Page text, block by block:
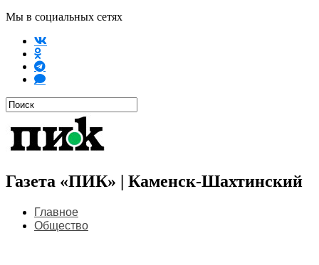
Мы в социальных сетях
Газета «ПИК» | Каменск-Шахтинский
Главное
Общество